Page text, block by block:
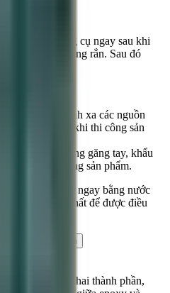
vệ sinh dụng cụ ngay sau khi
hợp bắt đầu đóng rắn. Sau đó
xà phòng.
cháy, nên tránh xa các nguồn
thoáng gió khi thi công sản
da. Nên mang găng tay, khẩu
khi sử dụng sản phẩm.
mắt, phải rửa ngay bằng nước
y tế nơi gần nhất để được điều
pháp.
Dữ liệu sản phẩm
kết dính epoxy hai thành phần,